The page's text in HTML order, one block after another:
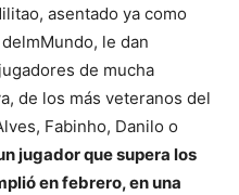
asentado ya como
le dan
de mucha
de los más veteranos del
Fabinho, Danilo o
jugador que supera los
en febrero, en una